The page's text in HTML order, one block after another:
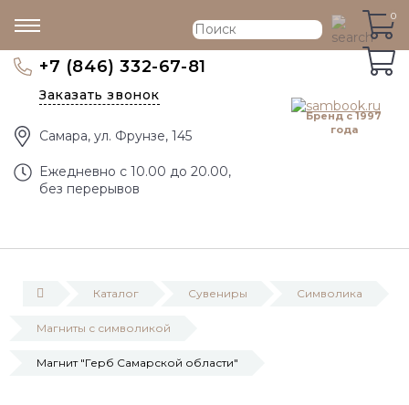
Бренд с 1997
года
+7 (846) 332-67-81
Заказать звонок
Самара, ул. Фрунзе, 145
Eжедневно с 10.00 до 20.00,
без перерывов
0
0
Каталог Сувениры Символика
Магниты с символикой
Магнит "Герб Самарской области"